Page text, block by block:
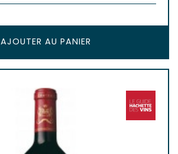
AJOUTER AU PANIER